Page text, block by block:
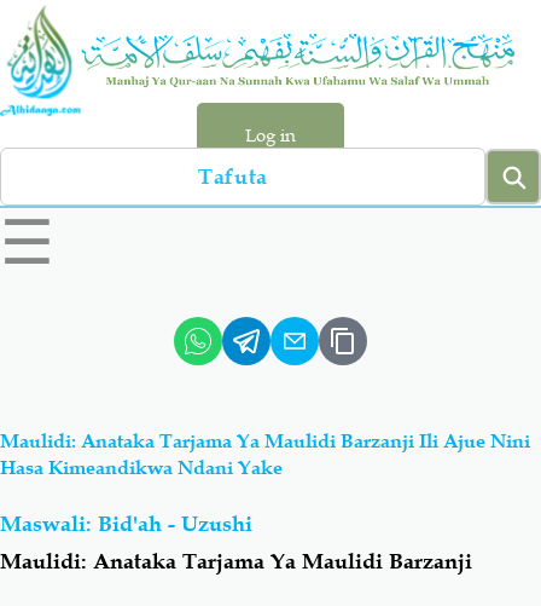
Skip
main
content
Log in
Search
left
sidebar
☰
Hadiyth
Aqiydah
Shirki & Kufru
Maulidi: Anataka Tarjama Ya Maulidi Barzanji Ili Ajue Nini
Hasa Kimeandikwa Ndani Yake
Maswali: Bid'ah - Uzushi
Maulidi: Anataka Tarjama Ya Maulidi Barzanji